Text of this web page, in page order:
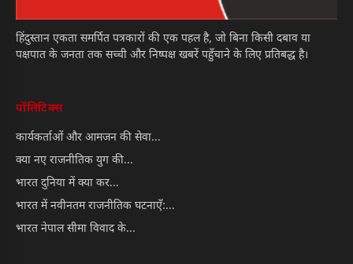
हिंदुस्तान एकता समर्पित पत्रकारों की एक पहल है, जो बिना किसी दबाव या
पक्षपात के जनता तक सच्ची और निष्पक्ष खबरें पहुँचाने के लिए प्रतिबद्ध है।
पॉलिटिक्स
कार्यकर्ताओं और आमजन की सेवा...
क्या नए राजनीतिक युग की...
भारत दुनिया में क्या कर...
भारत में नवीनतम राजनीतिक घटनाएँ:...
भारत नेपाल सीमा विवाद के...